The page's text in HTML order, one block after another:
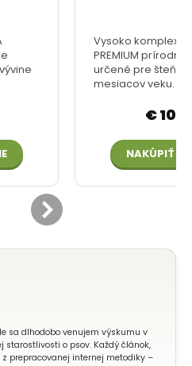
sa dlhodobo venujem výskumu v
starostlivosti o psov. Každý článok,
prepracovanej internej metodiky –